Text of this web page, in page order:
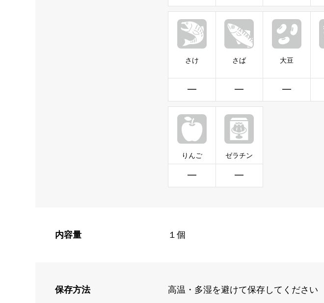
さけ
━
さば
━
大豆
━
りんご
━
ゼラチン
━
内容量 １個
保存方法 高温・多湿を避けて保存してください